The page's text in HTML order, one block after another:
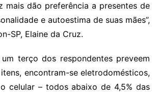
mais dão preferência a presentes de
e autoestima de suas mães”,
SP, Elaine da Cruz.
terço dos respondentes preveem
encontram-se eletrodomésticos,
celular – todos abaixo de 4,5% das